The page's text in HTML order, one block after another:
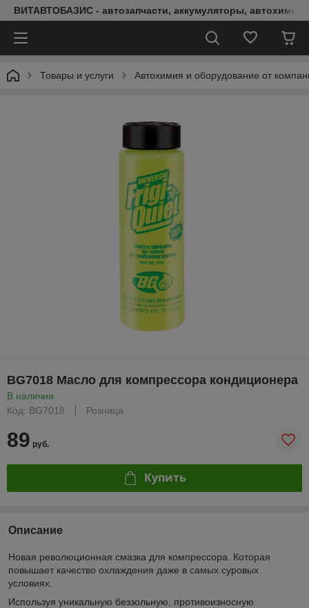
ВИТАВТОБАЗИС - автозапчасти, аккумуляторы, автохимия,
Товары и услуги Автохимия и оборудование от
BG7018 Масло для компрессора кондиционера
В наличии
Код: BG7018
Розница
89 руб.
Купить
Описание
Новая революционная смазка для компрессора. Которая
повышает качество охлаждения даже в самых суровых
условиях.
Используя уникальную беззольную, противоизносную